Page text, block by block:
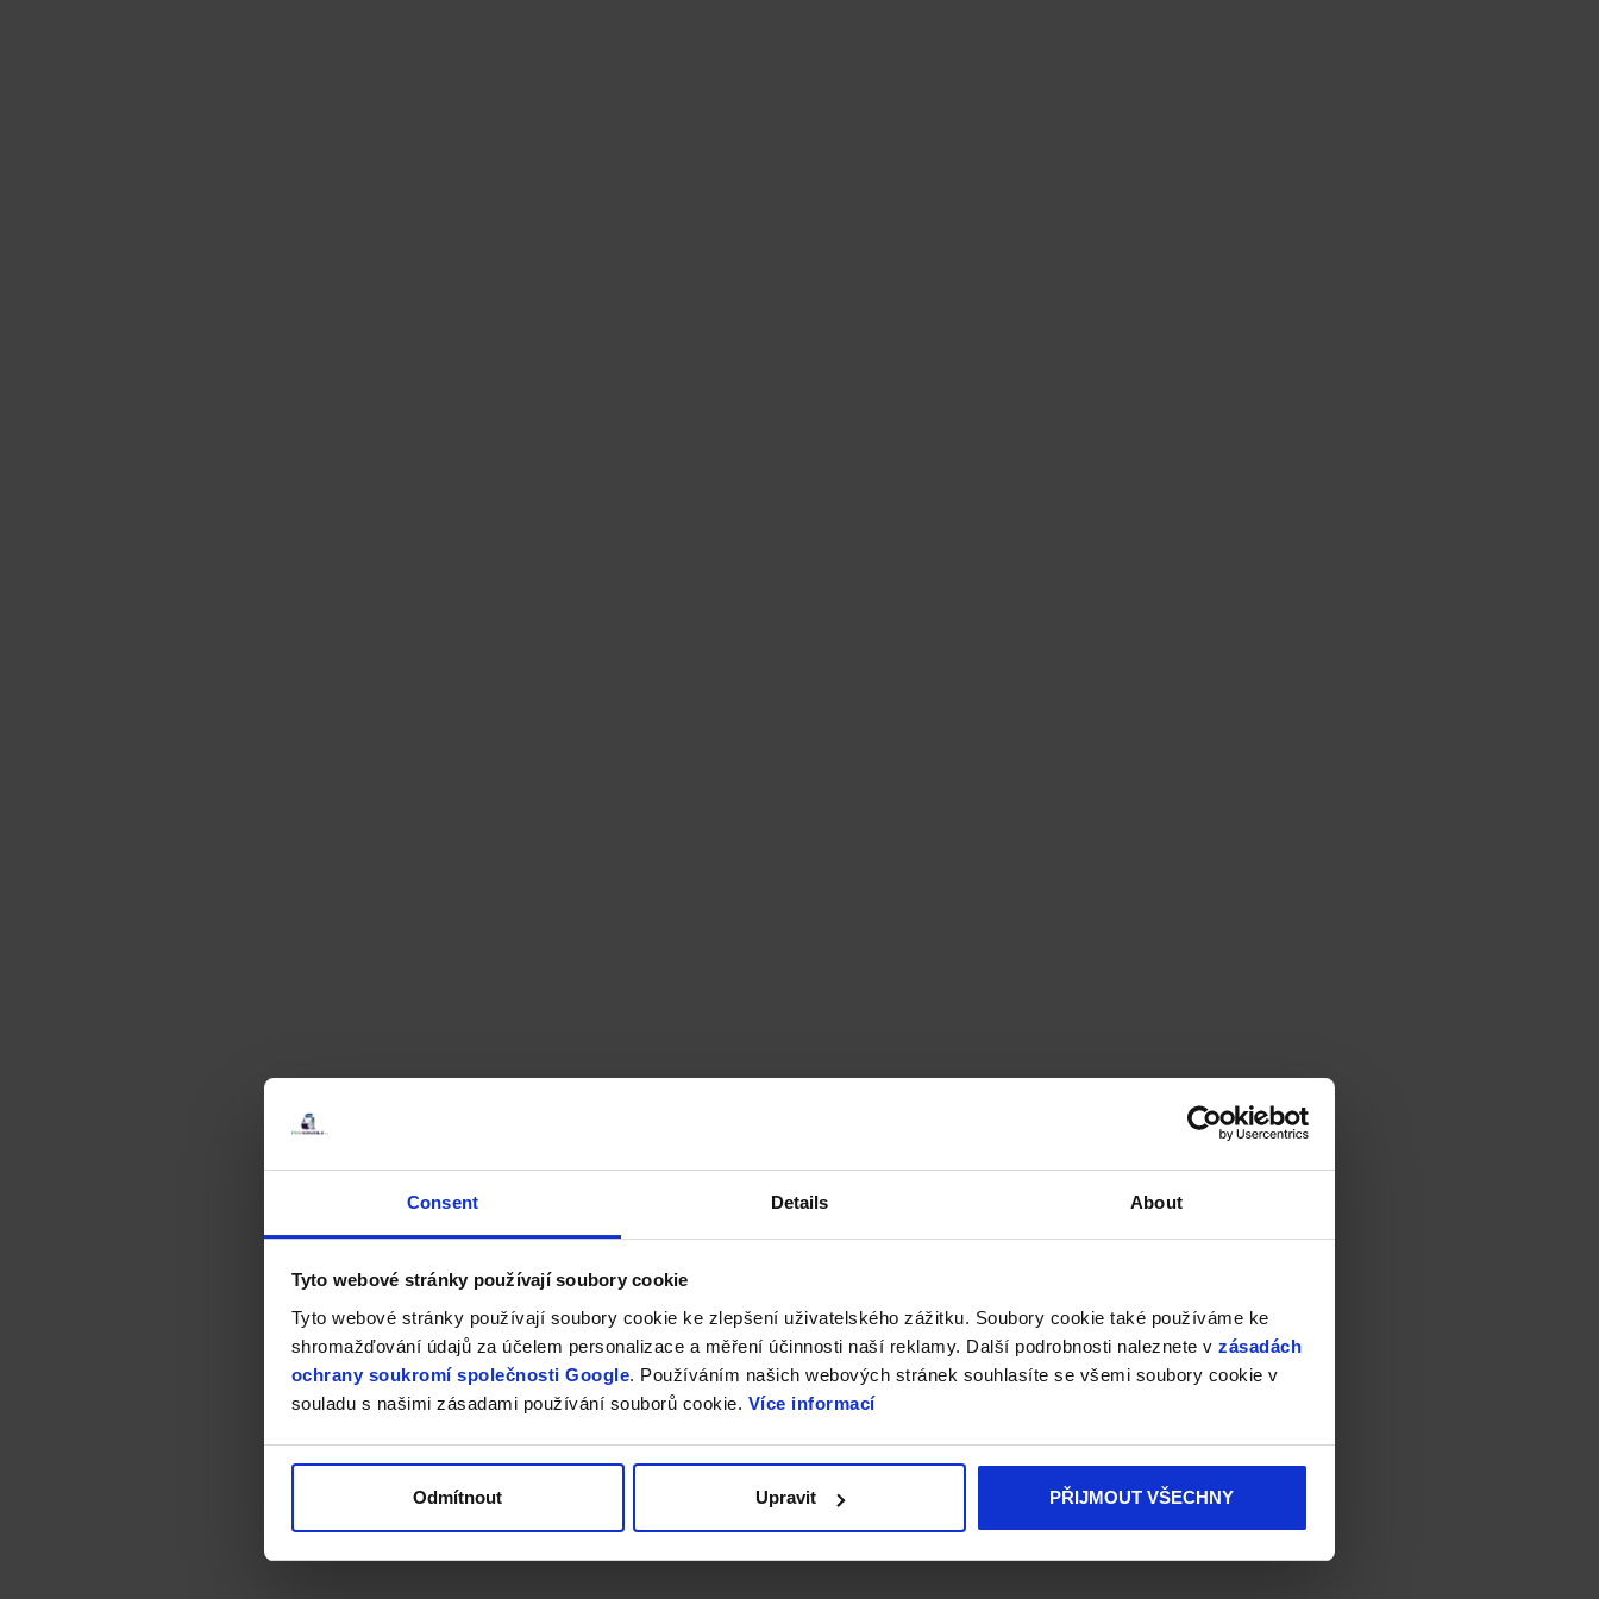
Consent Details About
Tyto webové stránky používají soubory cookie
Tyto webové stránky používají soubory cookie ke zlepšení uživatelského zážitku. Soubory cookie také používáme ke
shromažďování údajů za účelem personalizace a měření účinnosti naší reklamy. Další podrobnosti naleznete v zásadách
ochrany soukromí společnosti Google. Používáním našich webových stránek souhlasíte se všemi soubory cookie v
souladu s našimi zásadami používání souborů cookie. Více informací
Odmítnout Upravit PŘIJMOUT VŠECHNY